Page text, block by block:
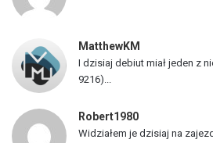
w
MatthewKM
I dzisiaj debiut miał jeden z
9216)...
Robert1980
Widziałem je dzisiaj na